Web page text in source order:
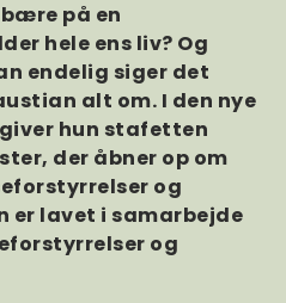
på en
hele ens liv? Og
endelig siger det
alt om. I den nye
hun stafetten
der åbner op om
og
er lavet i samarbejde
og